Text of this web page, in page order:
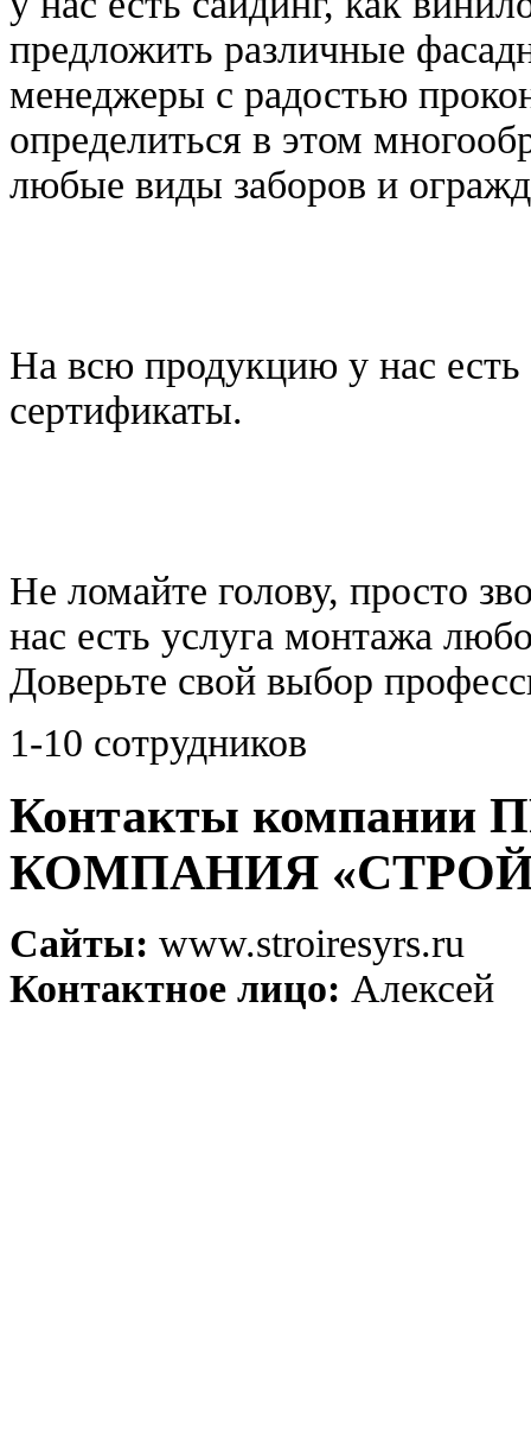
предложить различные
менеджеры с радостью
определиться в этом
любые виды заборов и
На всю продукцию у нас
сертификаты.
Не ломайте голову, просто
нас есть услуга монтажа
Доверьте свой выбор
1-10 сотрудников
Контакты
КОМПАНИЯ
Сайты: www.stroiresyrs.ru
Контактное лицо: Алексей